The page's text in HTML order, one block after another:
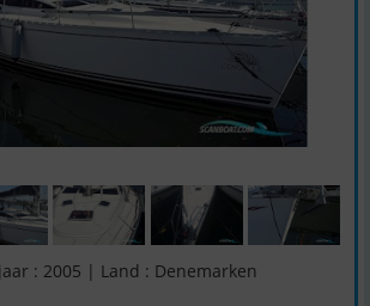
: 2005 | Land : Denemarken